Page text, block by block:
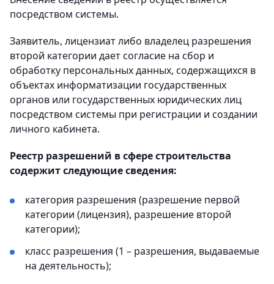
посредством системы.
Заявитель, лицензиат либо владелец разрешения
второй категории дает согласие на сбор и
обработку персональных данных, содержащихся в
объектах информатизации государственных
органов или государственных юридических лиц
посредством системы при регистрации и создании
личного кабинета.
Реестр разрешений в сфере строительства
содержит следующие сведения:
категория разрешения (разрешение первой
категории (лицензия), разрешение второй
категории);
класс разрешения (1 – разрешения, выдаваемые
на деятельность);